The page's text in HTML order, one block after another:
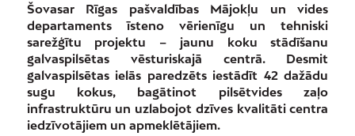
Šovasar Rīgas pašvaldības Mājokļu un vides
departaments īsteno vērienīgu un tehniski
sarežģītu projektu – jaunu koku stādīšanu
galvaspilsētas vēsturiskajā centrā. Desmit
galvaspilsētas ielās paredzēts iestādīt 42 dažādu
sugu kokus, bagātinot pilsētvides zaļo
infrastruktūru un uzlabojot dzīves kvalitāti centra
iedzīvotājiem un apmeklētājiem.